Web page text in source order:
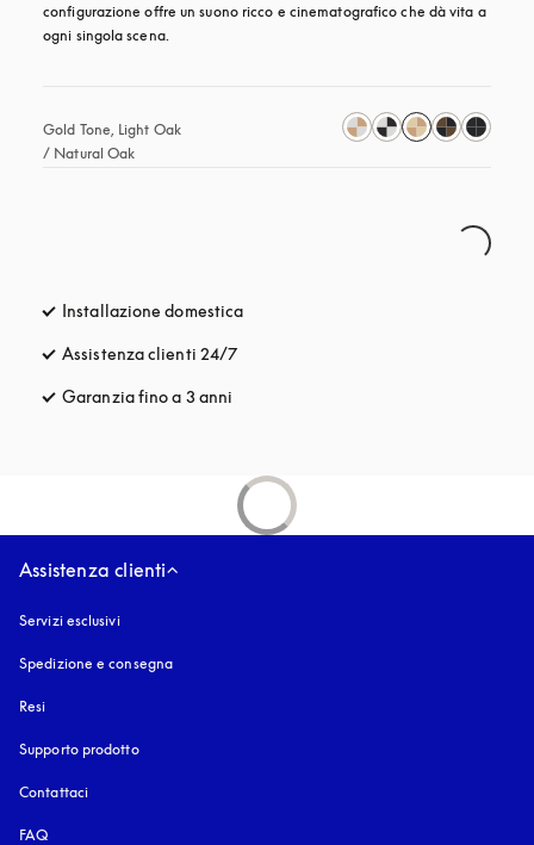
configurazione offre un suono ricco e cinematografico che dà vita a
ogni singola scena.
Gold Tone, Light Oak
/ Natural Oak
Installazione domestica
Assistenza clienti 24/7
Garanzia fino a 3 anni
Assistenza clienti
Servizi esclusivi
Spedizione e consegna
Resi
Supporto prodotto
Contattaci
FAQ